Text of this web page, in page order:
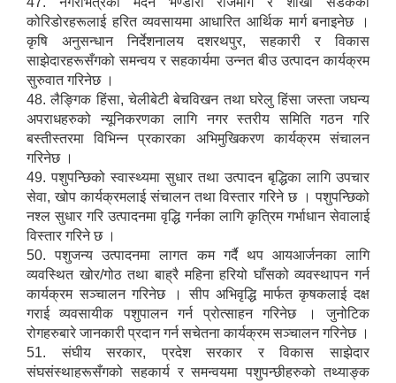
कोरिडोरहरूलाई हरित व्यवसायमा आधारित आर्थिक मार्ग बनाइनेछ ।
कृषि अनुसन्धान निर्देशनालय दशरथपुर, सहकारी र विकास
साझेदारहरूसँगको समन्वय र सहकार्यमा उन्नत बीउ उत्पादन कार्यक्रम
सुरुवात गरिनेछ ।
48. लैङ्गिक हिंसा, चेलीबेटी बेचविखन तथा घरेलु हिंसा जस्ता जघन्य
अपराधहरुको न्यूनिकरणका लागि नगर स्तरीय समिति गठन गरि
बस्तीस्तरमा विभिन्न प्रकारका अभिमुखिकरण कार्यक्रम संचालन
गरिनेछ ।
49. पशुपन्छिको स्वास्थ्यमा सुधार तथा उत्पादन बृद्धिका लागि उपचार
सेवा, खोप कार्यक्रमलाई संचालन तथा विस्तार गरिने छ । पशुपन्छिको
नश्ल सुधार गरि उत्पादनमा वृद्धि गर्नका लागि कृत्रिम गर्भाधान सेवालाई
विस्तार गरिने छ ।
50. पशुजन्य उत्पादनमा लागत कम गर्दै थप आयआर्जनका लागि
व्यवस्थित खोर/गोठ तथा बाह्रै महिना हरियो घाँसको व्यवस्थापन गर्न
कार्यक्रम सञ्चालन गरिनेछ । सीप अभिवृद्धि मार्फत कृषकलाई दक्ष
गराई व्यवसायीक पशुपालन गर्न प्रोत्साहन गरिनेछ । जुनोटिक
रोगहरुबारे जानकारी प्रदान गर्न सचेतना कार्यक्रम सञ्चालन गरिनेछ ।
51. संघीय सरकार, प्रदेश सरकार र विकास साझेदार
संघसंस्थाहरूसँगको सहकार्य र समन्वयमा पशुपन्छीहरुको तथ्याङ्क